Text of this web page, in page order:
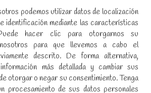
de privacidad
REDES SOCIALES
podemos utilizar datos de localización
identificación mediante las características
hacer clic para otorgarnos su
para que llevemos a cabo el
descrito. De forma alternativa,
más detallada y cambiar sus
otorgar o negar su consentimiento. Tenga
procesamiento de sus datos personales